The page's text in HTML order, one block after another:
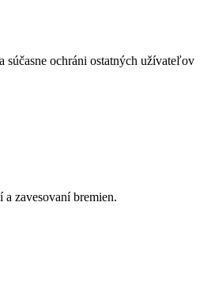
súčasne ochráni ostatných užívateľov
zavesovaní bremien.